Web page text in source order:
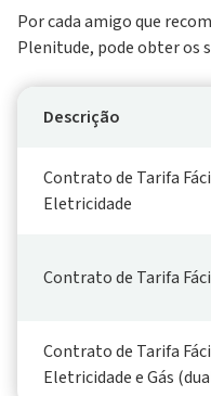
Por cada amigo que
Plenitude, pode obter os
Descrição
Contrato de Tarifa
Eletricidade
Contrato de Tarifa
Contrato de Tarifa
Eletricidade e Gás